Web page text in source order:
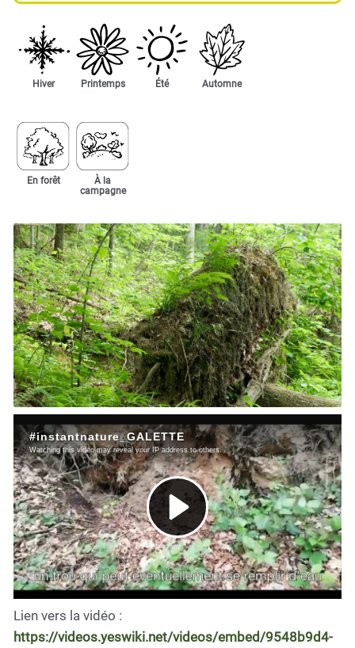
Hiver Printemps Été Automne
En forêt
À la
campagne
Lien vers la vidéo :
https://videos.yeswiki.net/videos/embed/9548b9d4-